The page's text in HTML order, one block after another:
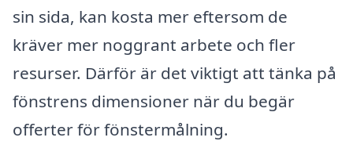
sin sida, kan kosta mer eftersom de
kräver mer noggrant arbete och fler
resurser. Därför är det viktigt att tänka på
fönstrens dimensioner när du begär
offerter för fönstermålning.